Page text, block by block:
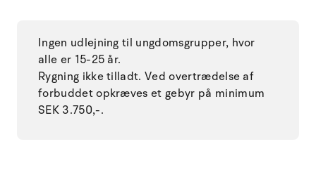
Ingen udlejning til ungdomsgrupper, hvor
alle er 15-25 år.
Rygning ikke tilladt. Ved overtrædelse af
forbuddet opkræves et gebyr på minimum
SEK 3.750,-.